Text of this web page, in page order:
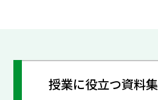
授業に役立つ資料集